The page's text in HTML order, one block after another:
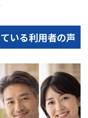
いる利用者の声